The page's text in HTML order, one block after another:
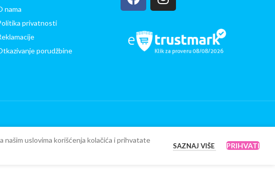
nama
privatnosti
porudžbine
uslovima korišćenja kolačića i prihvatate
SAZNAJ VIŠE PRIHVATI